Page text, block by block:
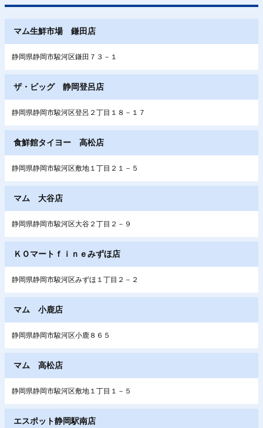
マム生鮮市場 鎌田店
静岡県静岡市駿河区鎌田７３－１
ザ・ビッグ 静岡登呂店
静岡県静岡市駿河区登呂２丁目１８－１７
食鮮館タイヨー 高松店
静岡県静岡市駿河区敷地１丁目２１－５
マム 大谷店
静岡県静岡市駿河区大谷２丁目２－９
ＫＯマートｆｉｎｅみずほ店
静岡県静岡市駿河区みずほ１丁目２－２
マム 小鹿店
静岡県静岡市駿河区小鹿８６５
マム 高松店
静岡県静岡市駿河区敷地１丁目１－５
エスポット静岡駅南店